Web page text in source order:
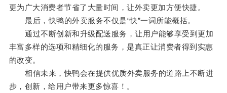
更为广大消费者节省了大量时间，让外卖更加方便快捷。
最后，快鸭的外卖服务不仅是“快”一词所能概括。
通过不断创新和升级配送服务，让用户能够享受到更加
丰富多样的选项和精细化的服务，是真正让消费者得到实惠
的改变。
相信未来，快鸭会在提供优质外卖服务的道路上不断进
步，创新，给用户带来更多惊喜！。